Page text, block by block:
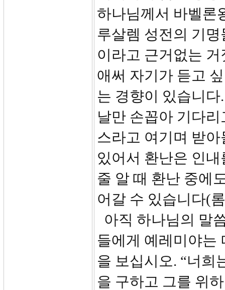
하나님께서 바벨론
루살렘 성전의 기
이라고 근거없는
애써 자기가 듣고
는 경향이 있습니
날만 손꼽아 기다
스라고 여기며 받
있어서 환난은 인
줄 알 때 환난 중에
어갈 수 있습니다(
아직 하나님의 말
들에게 예레미야는
을 보십시오. “너희
을 구하고 그를 위